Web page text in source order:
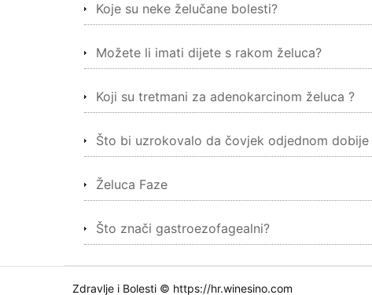
Koje su neke želučane bolesti?
Možete li imati dijete s rakom želuca?
Koji su tretmani za adenokarcinom želuca ?
Što bi uzrokovalo da čovjek odjednom
Želuca Faze
Što znači gastroezofagealni?
Zdravlje i Bolesti © https://hr.winesino.com